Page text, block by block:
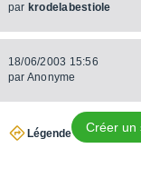
par krodelabestiole
18/06/2003 15:56
par Anonyme
Créer un
Légende